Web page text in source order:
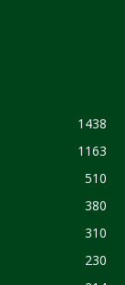
1438
1163
510
380
310
230